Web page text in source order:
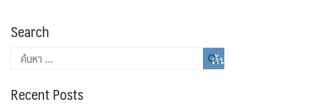
Search
Recent Posts